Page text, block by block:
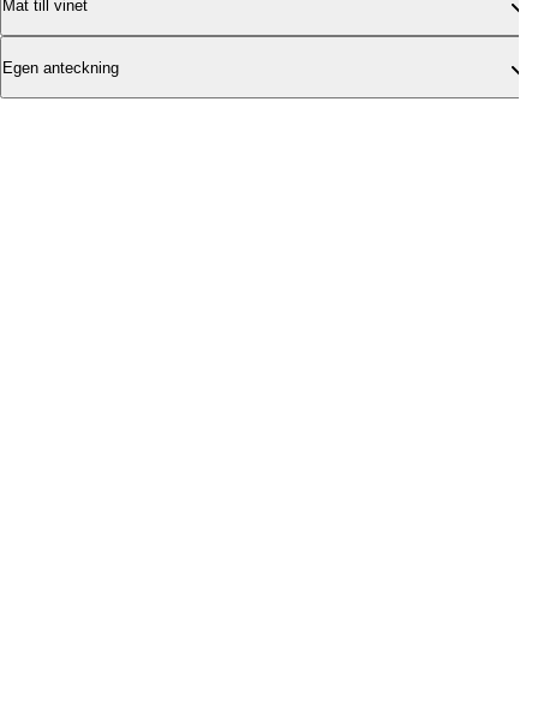
Mat till vinet
Egen anteckning